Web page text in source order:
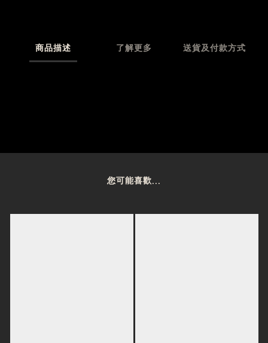
商品描述 了解更多 送貨及付款方式
您可能喜歡...